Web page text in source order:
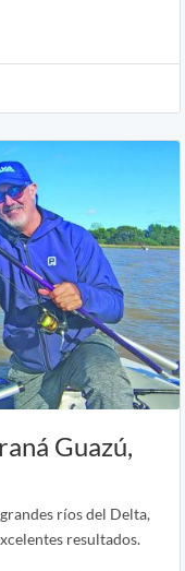
Guazú,
ríos del Delta,
resultados.